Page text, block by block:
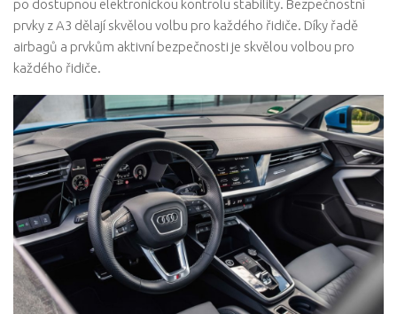
po dostupnou elektronickou kontrolu stability. Bezpečnostní
prvky z A3 dělají skvělou volbu pro každého řidiče. Díky řadě
airbagů a prvkům aktivní bezpečnosti je skvělou volbou pro
každého řidiče.